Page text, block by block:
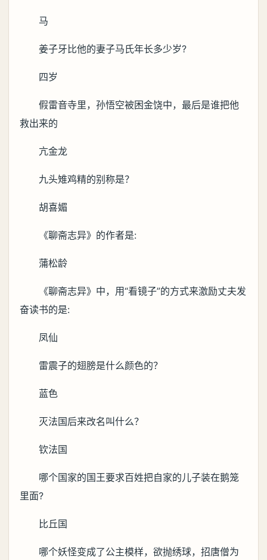
马
姜子牙比他的妻子马氏年长多少岁?
四岁
假雷音寺里，孙悟空被困金饶中，最后是谁把他
救出来的
亢金龙
九头雉鸡精的别称是？
胡喜媚
《聊斋志异》的作者是:
蒲松龄
《聊斋志异》中，用“看镜子”的方式来激励丈夫发
奋读书的是:
凤仙
雷震子的翅膀是什么颜色的？
蓝色
灭法国后来改名叫什么？
钦法国
哪个国家的国王要求百姓把自家的儿子装在鹅笼
里面?
比丘国
哪个妖怪变成了公主模样，欲抛绣球，招唐僧为